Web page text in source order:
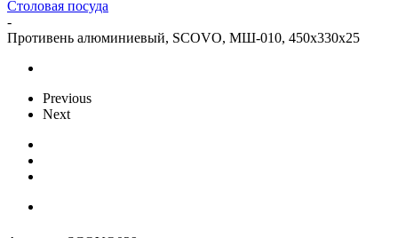
Столовая посуда
-
Противень алюминиевый, SCOVO, МШ-010, 450х330х25
Previous
Next